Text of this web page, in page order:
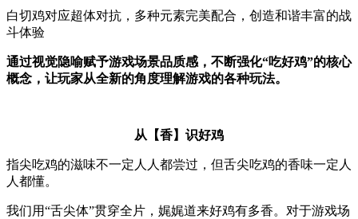
白切鸡对应超体对抗，多种元素完美配合，创造和谐丰富的战
斗体验
通过视觉隐喻赋予游戏场景品质感，不断强化“吃好鸡”的核心
概念，让玩家从全新的角度理解游戏的各种玩法。
从【香】识好鸡
指尖吃鸡的滋味不一定人人都尝过，但舌尖吃鸡的香味一定人
人都懂。
我们用“舌尖体”贯穿全片，娓娓道来好鸡有多香。对于游戏场